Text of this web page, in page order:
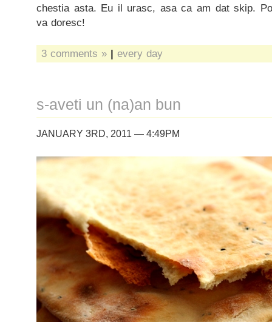
chestia asta. Eu il urasc, asa ca am dat skip.
va doresc!
3 comments » | every day
s-aveti un (na)an bun
JANUARY 3RD, 2011 — 4:49PM